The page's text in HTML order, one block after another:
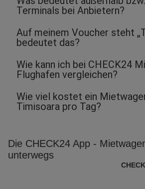
Terminals bei Anbietern?
Auf meinem Voucher steht
bedeutet das?
Wie kann ich bei CHECK24
Flughafen vergleichen?
Wie viel kostet ein
Timisoara pro Tag?
Die CHECK24 App -
unterwegs